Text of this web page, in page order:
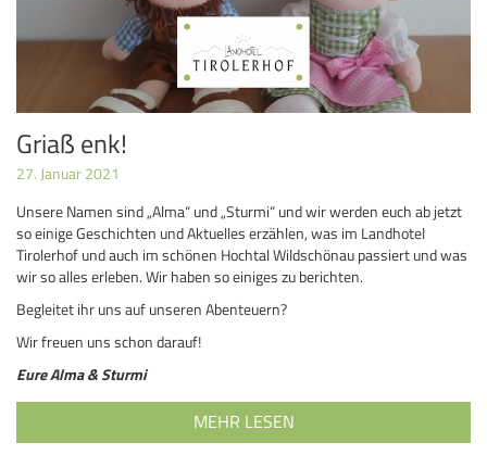
Griaß enk!
27. Januar 2021
Unsere Namen sind „Alma“ und „Sturmi“ und wir werden euch ab jetzt
so einige Geschichten und Aktuelles erzählen, was im Landhotel
Tirolerhof und auch im schönen Hochtal Wildschönau passiert und was
wir so alles erleben. Wir haben so einiges zu berichten.
Begleitet ihr uns auf unseren Abenteuern?
Wir freuen uns schon darauf!
Eure Alma & Sturmi
MEHR LESEN